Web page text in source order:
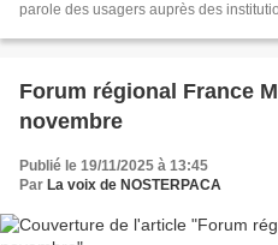
parole des usagers auprès des institutions. NOSTERPACA est
Forum régional France
novembre
Publié le 19/11/2025 à 13:45
Par La voix de NOSTERPACA